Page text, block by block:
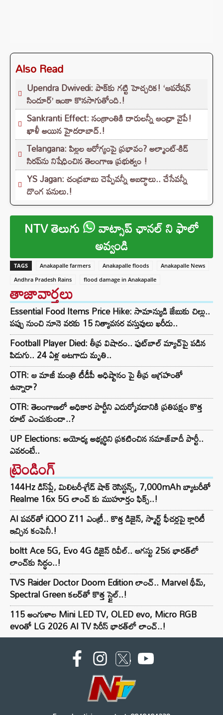
Also Read
Upendra Dwivedi: పాక్‌కు గట్టి హెచ్చరిక! ‘ఆపరేషన్
సిందూర్’ ఇంకా కొనసాగుతోంది.!
Sankranti Effect: సంక్రాంతికి దారులన్నీ ఆంధ్రా వైపే!
ఖాళీ అయిన హైదరాబాద్.!
Telangana: పిల్లల ఆరోగ్యంపై ప్రభావం? అల్మాంట్-కిడ్
సిరప్‌ను నిషేధించిన తెలంగాణ ప్రభుత్వం !
YS Jagan: చంద్రబాబు చెప్పేవన్నీ అబద్ధాలు.. చేసేవన్నీ
దొంగ పనులు.!
NTV తెలుగు వాట్సాప్ ఛానల్ ని ఫాలో
అవ్వండి
TAGS Anakapalle farmers Anakapalle floods
Anakapalle News
Andhra Pradesh Rains
flood damage in Anakapalle
తాజావార్తలు
Essential Food Items Price Hike: సామాన్యుడి జేబుకు చిల్లు..
పప్పు నుంచి నూనె వరకు 15 నిత్యావసర వస్తువులు ఖరీదు..
Football Player Died: తీవ్ర విషాదం.. ఫుట్‌బాల్ మ్యాచ్‌పై పడిన
పిడుగు.. 24 ఏళ్ల ఆటగాడు మృతి..
OTR: ఆ మాజీ మంత్రి టీడీపీ అధిష్టానం పై తీవ్ర ఆగ్రహంతో
ఉన్నారా?
OTR: తెలంగాణలో అధికార పార్టీని ఎదుర్కోవడానికి ప్రతిపక్షం కొత్త
రూట్‌ ఎంచుకుందా..?
UP Elections: అయోధ్య అభ్యర్థిని ప్రకటించిన సమాజ్‌వాదీ పార్టీ..
ఎవరంటే..
ట్రెండింగ్‌
144Hz డిస్‌ప్లే, మిలిటరీ-గ్రేడ్ షాక్ రెసిస్టన్స్, 7,000mAh బ్యాటరీతో
Realme 16x 5G లాంచ్ కు ముహూర్తం ఫిక్స్..!
AI పవర్‌తో iQOO Z11 ఎంట్రీ.. కొత్త డిజైన్, స్మార్ట్ ఫీచర్లపై క్లారిటీ
ఇచ్చిన కంపెనీ.!
boltt Ace 5G, Evo 4G డిజైన్ రివీల్.. ఆగస్టు 25న భారత్‌లో
లాంచ్‌కు సిద్ధం..!
TVS Raider Doctor Doom Edition లాంచ్.. Marvel థీమ్,
Spectral Green కలర్‌తో కొత్త స్టైల్..!
115 అంగుళాల Mini LED TV, OLED evo, Micro RGB
evoతో LG 2026 AI TV సిరీస్ భారత్‌లో లాంచ్..!